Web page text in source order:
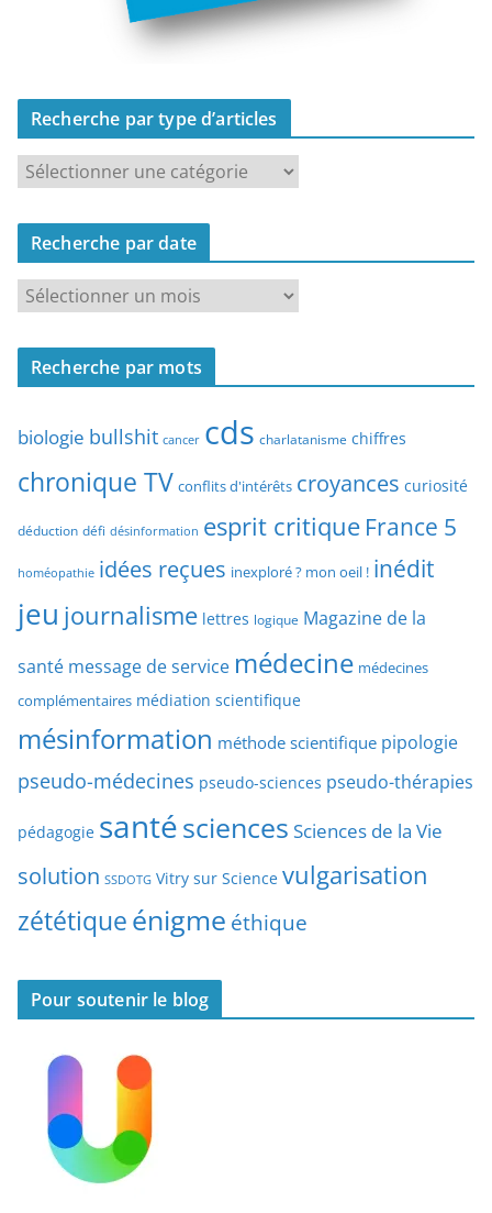
Recherche par type d’articles
c
e
e
a
y
e
d
’
a
i
c
e
Recherche par date
c
r
h
p
a
t
e
Recherche par mots
biologie bullshit cancer cds charlatanisme chiffres
chronique TV conflits d'intérêts croyances curiosité
déduction défi désinformation esprit critique France 5
homéopathie idées reçues inexploré ? mon oeil ! inédit
jeu journalisme lettres logique Magazine de la
santé message de service médecine médecines
complémentaires médiation scientifique
mésinformation méthode scientifique pipologie
pseudo-médecines pseudo-sciences pseudo-thérapies
pédagogie santésciences Sciences de la Vie
solution SSDOTG Vitry sur Science vulgarisation
zététiqueénigme éthique
Pour soutenir le blog